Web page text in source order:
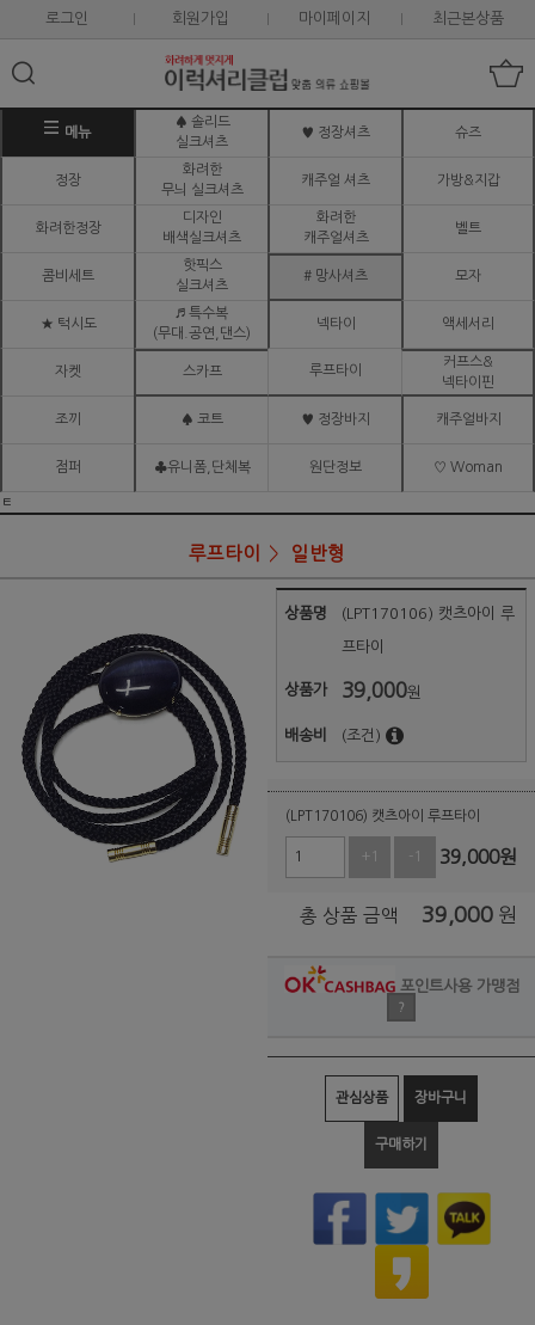
로그인 회원가입 마이페이지 최근본상품
메뉴
♠ 솔리드
실크셔츠
♥ 정장셔츠 슈즈
정장
화려한
무늬 실크셔츠
캐주얼 셔츠 가방&지갑
화려한정장
디자인
배색실크셔츠
화려한
캐주얼셔츠
벨트
콤비세트
핫픽스
실크셔츠
# 망사셔츠 모자
★ 턱시도
♬ 특수복
(무대.공연,댄스)
넥타이 액세서리
자켓 스카프 루프타이
커프스&
넥타이핀
조끼 ♠ 코트 ♥ 정장바지 캐주얼바지
점퍼 ♣유니폼,단체복 원단정보 ♡ Woman
ㅌ
루프타이 일반형
상품명 (LPT170106) 캣츠아이 루
프타이
상품가 39,000원
배송비 (조건)
(LPT170106) 캣츠아이 루프타이
+1 -1 39,000원
총 상품 금액 39,000 원
포인트사용 가맹점
?
관심상품 장바구니
구매하기